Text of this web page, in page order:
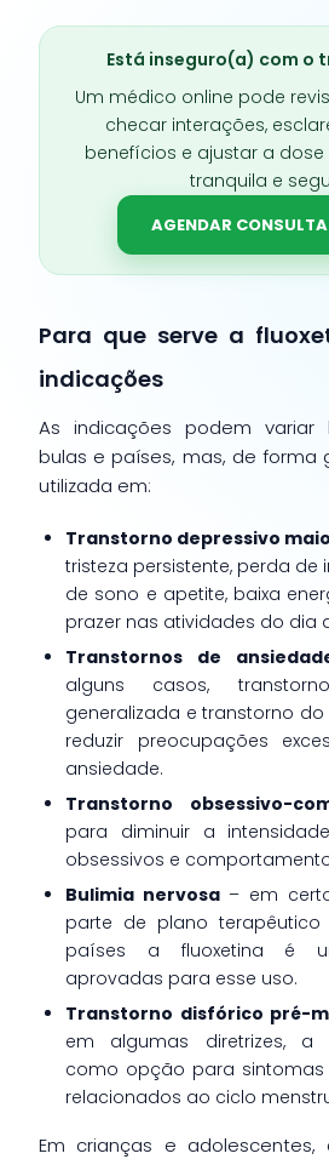
Está inseguro(a) com o
Um médico online pode
checar interações,
benefícios e ajustar a
tranquila e
AGENDAR
Para que serve a
indicações
As indicações podem variar
bulas e países, mas, de forma
utilizada em:
Transtorno depressivo
tristeza persistente, perda de
de sono e apetite, baixa
prazer nas atividades do dia
Transtornos de
alguns casos,
generalizada e transtorno
reduzir preocupações
ansiedade.
Transtorno obsessivo-
para diminuir a
obsessivos e
Bulimia nervosa– em
parte de plano
países a fluoxetina é
aprovadas para esse uso.
Transtorno disfórico pré-
em algumas diretrizes, a
como opção para sintomas
relacionados ao ciclo
Em crianças e adolescentes,